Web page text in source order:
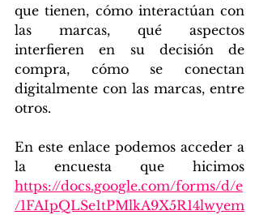
que tienen, cómo interactúan con
las marcas, qué aspectos
interfieren en su decisión de
compra, cómo se conectan
digitalmente con las marcas, entre
otros.
En este enlace podemos acceder a
https://docs.google.com/forms/d/e
/1FAIpQLSe1tPMlkA9X5R14lwyem